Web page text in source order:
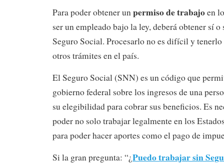
Para poder obtener unpermiso de trabajoen
ser un empleado bajo la ley, deberá obtener sí
Seguro Social. Procesarlo no es difícil y
otros trámites en el país.
El Seguro Social (SNN) es un código que
gobierno federal sobre los ingresos de una
su elegibilidad para cobrar sus beneficios. Es
poder no solo trabajar legalmente en los
para poder hacer aportes como el pago de
Si la gran pregunta: “¿Puedo trabajar sin